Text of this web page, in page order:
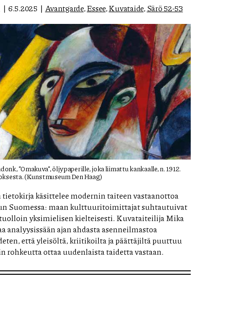
6.5.2025 Avantgarde,Essee,Kuvataide, Särö 52-53
”Omakuva”, öljy paperille, joka liimattu kankaalle, n. 1912.
(Kunstmuseum Den Haag)
tietokirja käsittelee modernin taiteen vastaanottoa
Suomessa: maan kulttuuritoimittajat suhtautuivat
yksimielisen kielteisesti. Kuvataiteilija Mika
analyysissään ajan ahdasta asenneilmastoa
että yleisöltä, kriitikoilta ja päättäjiltä puuttuu
rohkeutta ottaa uudenlaista taidetta vastaan.